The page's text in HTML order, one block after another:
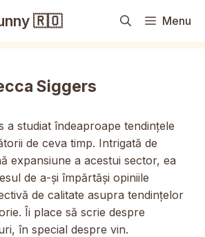
🇷🇴 Menu
Siggers
a studiat îndeaproape tendințele
de ceva timp. Intrigată de
expansiune a acestui sector, ea
de a-și împărtăși opiniile
de calitate asupra tendințelor
Îi place să scrie despre
în special despre vin.